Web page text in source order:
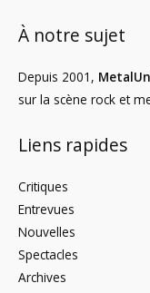
À notre sujet
Depuis 2001,
sur la scène rock et
Liens rapides
Critiques
Entrevues
Nouvelles
Spectacles
Archives